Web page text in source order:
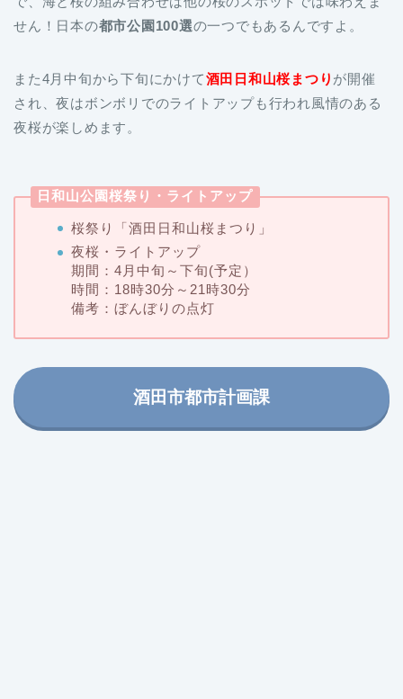
せん！日本の都市公園100選の一つでもあるんですよ。
また4月中旬から下旬にかけて酒田日和山桜まつり が開催
され、夜はボンボリでのライトアップも行われ風情のある
夜桜が楽しめます。
日和山公園桜祭り・ライトアップ
桜祭り「酒田日和山桜まつり」
夜桜・ライトアップ
期間：4月中旬～下旬(予定）
時間：18時30分～21時30分
備考：ぼんぼりの点灯
酒田市都市計画課